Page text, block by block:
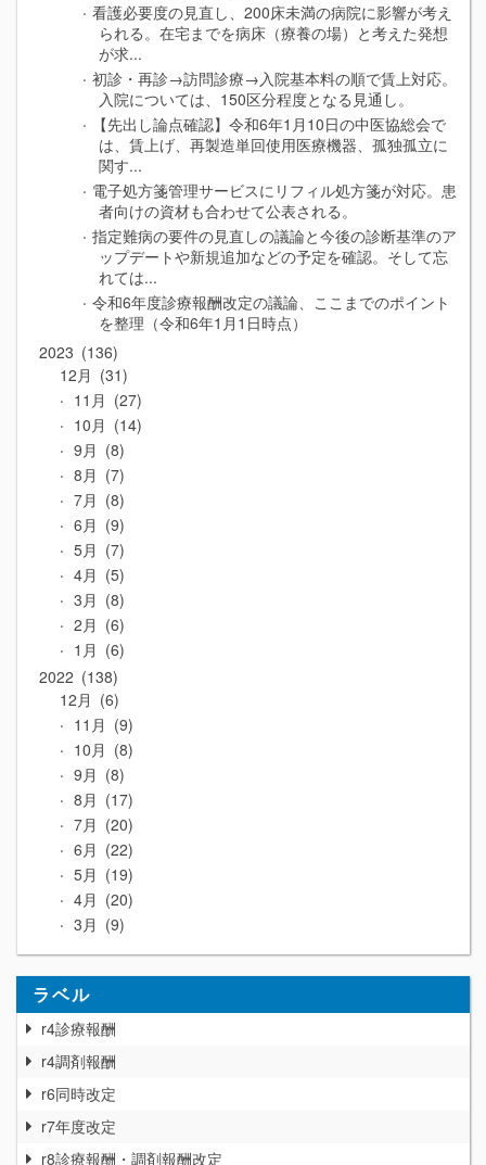
看護必要度の見直し、200床未満の病院に影響が考え
られる。在宅までを病床（療養の場）と考えた発想
が求...
初診・再診→訪問診療→入院基本料の順で賃上対応。
入院については、150区分程度となる見通し。
【先出し論点確認】令和6年1月10日の中医協総会で
は、賃上げ、再製造単回使用医療機器、孤独孤立に
関す...
電子処方箋管理サービスにリフィル処方箋が対応。患
者向けの資材も合わせて公表される。
指定難病の要件の見直しの議論と今後の診断基準のア
ップデートや新規追加などの予定を確認。そして忘
れては...
令和6年度診療報酬改定の議論、ここまでのポイント
を整理（令和6年1月1日時点）
2023
136
12月
31
11月
27
10月
14
9月
8
8月
7
7月
8
6月
9
5月
7
4月
5
3月
8
2月
6
1月
6
2022
138
12月
6
11月
9
10月
8
9月
8
8月
17
7月
20
6月
22
5月
19
4月
20
3月
9
ラベル
r4診療報酬
r4調剤報酬
r6同時改定
r7年度改定
r8診療報酬・調剤報酬改定